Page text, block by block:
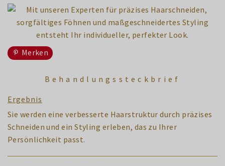
Merken
Behandlungssteckbrief
Ergebnis
Sie werden eine verbesserte Haarstruktur durch präzises
Schneiden und ein Styling erleben, das zu Ihrer
Persönlichkeit passt.